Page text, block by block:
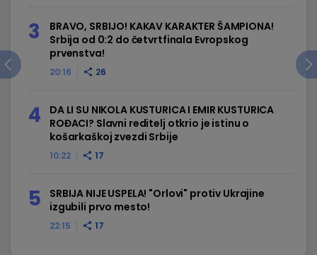
20:16 26
BRAVO, SRBIJO! KAKAV KARAKTER ŠAMPIONA!
Srbija od 0:2 do četvrtfinala Evropskog
prvenstva!
10:22 17
DA LI SU NIKOLA KUSTURICA I EMIR KUSTURICA
ROĐACI? Slavni reditelj otkrio je istinu o
košarkaškoj zvezdi Srbije
22:15 17
SRBIJA NIJE USPELA! "Orlovi" protiv Ukrajine
izgubili prvo mesto!